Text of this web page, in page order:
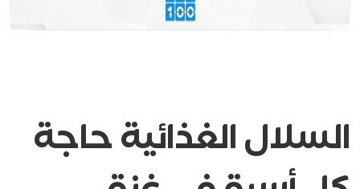
السلال الغذائية حاجة